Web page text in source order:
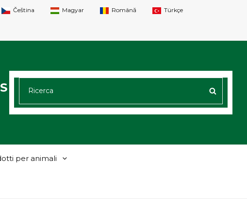
Čeština Magyar Română Türkçe
per animali